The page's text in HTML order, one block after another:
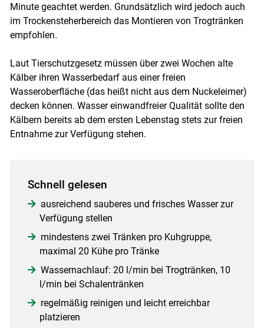
Minute geachtet werden. Grundsätzlich wird jedoch auch
im Trockensteherbereich das Montieren von Trogtränken
empfohlen.
Laut Tierschutzgesetz müssen über zwei Wochen alte
Kälber ihren Wasserbedarf aus einer freien
Wasseroberfläche (das heißt nicht aus dem Nuckeleimer)
decken können. Wasser einwandfreier Qualität sollte den
Kälbern bereits ab dem ersten Lebenstag stets zur freien
Entnahme zur Verfügung stehen.
Schnell gelesen
ausreichend sauberes und frisches Wasser zur
Verfügung stellen
mindestens zwei Tränken pro Kuhgruppe,
maximal 20 Kühe pro Tränke
Wassernachlauf: 20 l/min bei Trogtränken, 10
l/min bei Schalentränken
regelmäßig reinigen und leicht erreichbar
platzieren